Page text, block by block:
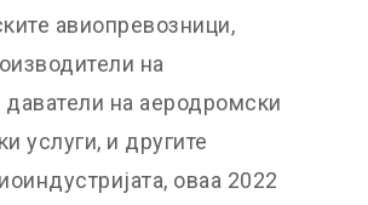
авиопревозници,
на
на аеродромски
услуги, и другите
оваа 2022